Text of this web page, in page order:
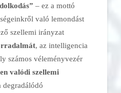
– ez a mottó
való lemondást
szellemi irányzat
, az intelligencia
számos véleményvezér
valódi szellemi
degradálódó